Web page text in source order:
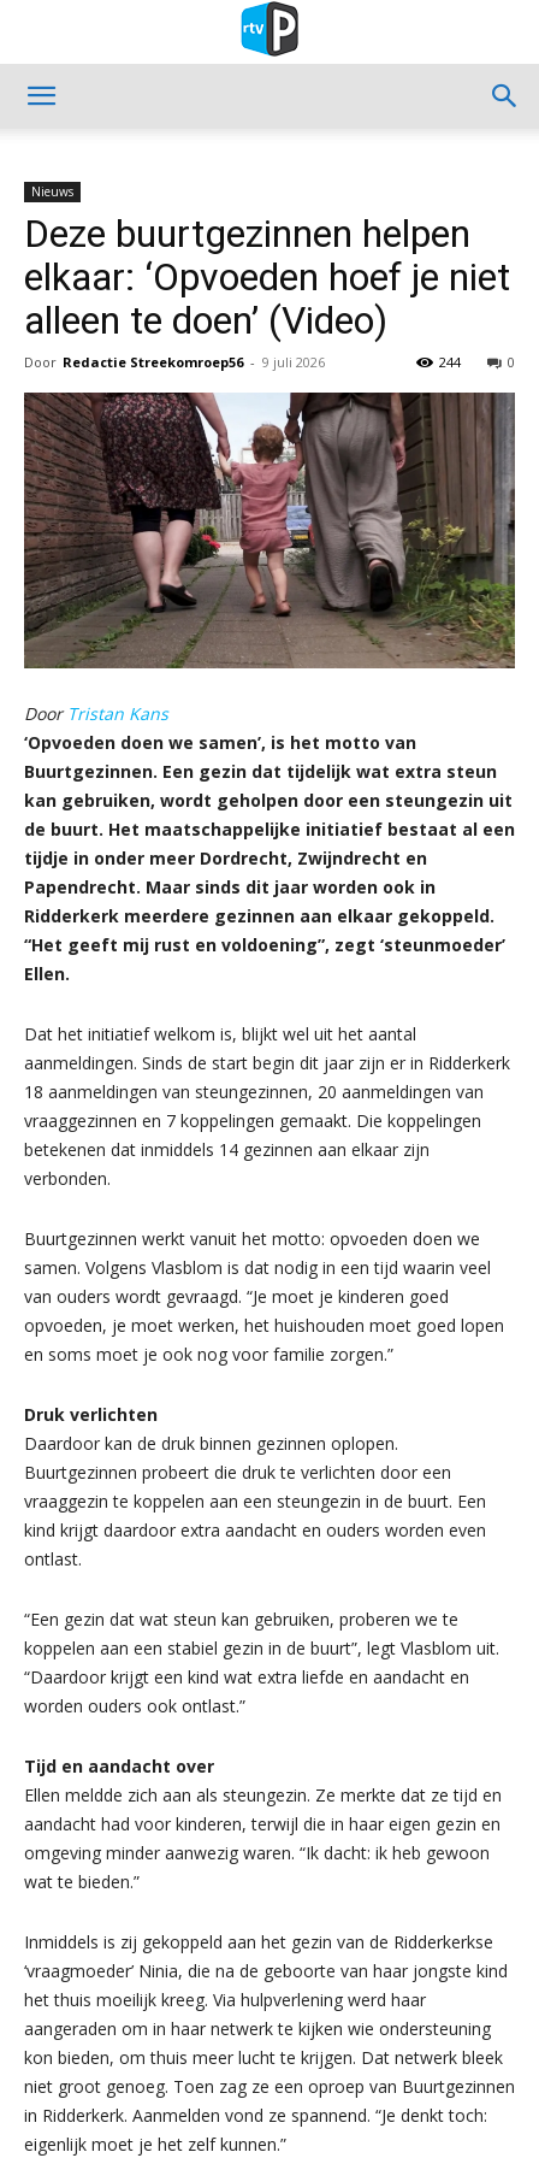
Nieuws
Deze buurtgezinnen helpen
elkaar: ‘Opvoeden hoef je niet
alleen te doen’ (Video)
Door Redactie Streekomroep56 - 9 juli 2026 0
244
Door Tristan Kans
‘Opvoeden doen we samen’, is het motto van
Buurtgezinnen. Een gezin dat tijdelijk wat extra steun
kan gebruiken, wordt geholpen door een steungezin uit
de buurt. Het maatschappelijke initiatief bestaat al een
tijdje in onder meer Dordrecht, Zwijndrecht en
Papendrecht. Maar sinds dit jaar worden ook in
Ridderkerk meerdere gezinnen aan elkaar gekoppeld.
“Het geeft mij rust en voldoening”, zegt ‘steunmoeder’
Ellen.
Dat het initiatief welkom is, blijkt wel uit het aantal
aanmeldingen. Sinds de start begin dit jaar zijn er in Ridderkerk
18 aanmeldingen van steungezinnen, 20 aanmeldingen van
vraaggezinnen en 7 koppelingen gemaakt. Die koppelingen
betekenen dat inmiddels 14 gezinnen aan elkaar zijn
verbonden.
Buurtgezinnen werkt vanuit het motto: opvoeden doen we
samen. Volgens Vlasblom is dat nodig in een tijd waarin veel
van ouders wordt gevraagd. “Je moet je kinderen goed
opvoeden, je moet werken, het huishouden moet goed lopen
en soms moet je ook nog voor familie zorgen.”
Druk verlichten
Daardoor kan de druk binnen gezinnen oplopen.
Buurtgezinnen probeert die druk te verlichten door een
vraaggezin te koppelen aan een steungezin in de buurt. Een
kind krijgt daardoor extra aandacht en ouders worden even
ontlast.
“Een gezin dat wat steun kan gebruiken, proberen we te
koppelen aan een stabiel gezin in de buurt”, legt Vlasblom uit.
“Daardoor krijgt een kind wat extra liefde en aandacht en
worden ouders ook ontlast.”
Tijd en aandacht over
Ellen meldde zich aan als steungezin. Ze merkte dat ze tijd en
aandacht had voor kinderen, terwijl die in haar eigen gezin en
omgeving minder aanwezig waren. “Ik dacht: ik heb gewoon
wat te bieden.”
Inmiddels is zij gekoppeld aan het gezin van de Ridderkerkse
‘vraagmoeder’ Ninia, die na de geboorte van haar jongste kind
het thuis moeilijk kreeg. Via hulpverlening werd haar
aangeraden om in haar netwerk te kijken wie ondersteuning
kon bieden, om thuis meer lucht te krijgen. Dat netwerk bleek
niet groot genoeg. Toen zag ze een oproep van Buurtgezinnen
in Ridderkerk. Aanmelden vond ze spannend. “Je denkt toch:
eigenlijk moet je het zelf kunnen.”